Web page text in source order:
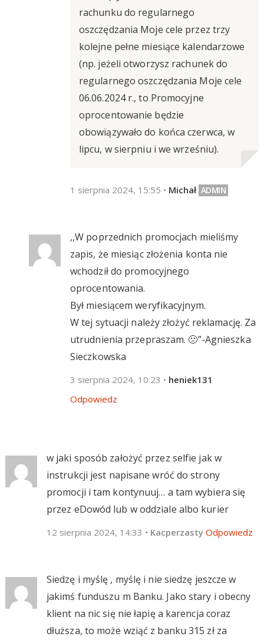
rachunku do regularnego
oszczędzania Moje cele przez trzy
kolejne pełne miesiące kalendarzowe
(np. jeżeli otworzysz rachunek do
regularnego oszczędzania Moje cele
06.06.2024 r., to Promocyjne
oprocentowanie będzie
obowiązywało do końca czerwca, w
lipcu, w sierpniu i we wrześniu).
1 sierpnia 2024, 15:55 • Michał
,,W poprzednich promocjach mieliśmy
zapis, że miesiąc złożenia konta nie
wchodził do promocyjnego
oprocentowania.
Był miesiącem weryfikacyjnym.
W tej sytuacji należy złożyć reklamację. Za
utrudnienia przepraszam. 🙁”-Agnieszka
Sieczkowska
3 sierpnia 2024, 10:23 • heniek131
Odpowiedz
w jaki sposób założyć przez selfie jak w
instrukcji jest napisane wróć do strony
promocji i tam kontynuuj… a tam wybiera się
przez eDowód lub w oddziale albo kurier
12 sierpnia 2024, 14:33 • Kacperzasty Odpowiedz
Siedzę i myślę , myślę i nie siedzę jeszcze w
jakimś funduszu m Banku. Jako stary i obecny
klient na nic się nie łapię a karencja coraz
dłuższa, to może wziąć z banku 315 zł za